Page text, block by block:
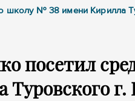
школу № 38 имени Кирилла
посетил
г.